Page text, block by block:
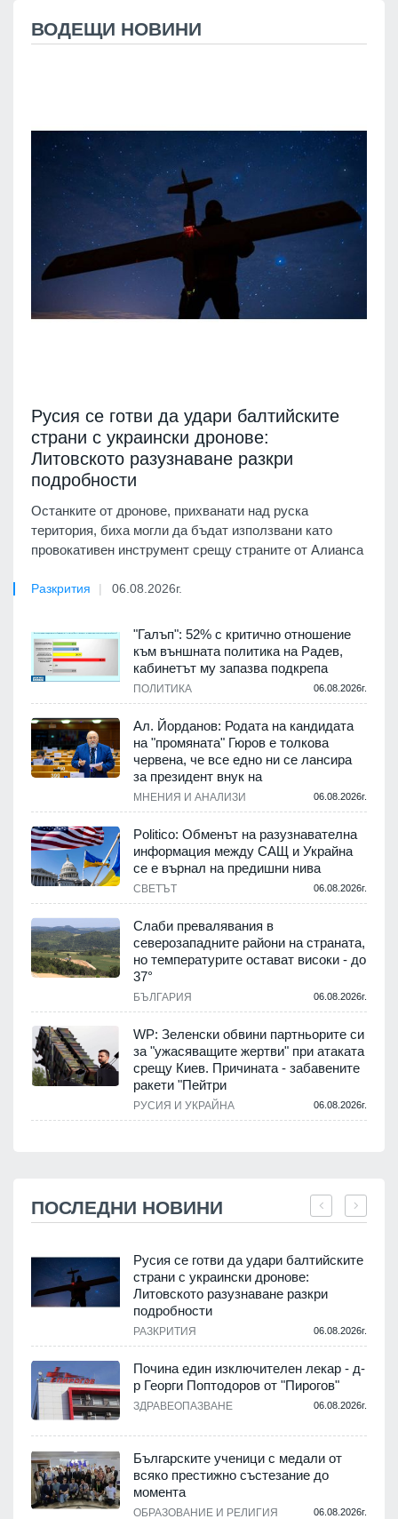
ВОДЕЩИ НОВИНИ
Русия се готви да удари балтийските
страни с украински дронове:
Литовското разузнаване разкри
подробности
Останките от дронове, прихванати над руска
територия, биха могли да бъдат използвани като
провокативен инструмент срещу страните от Алианса
Разкрития 06.08.2026г.
"Галъп": 52% с критично отношение
към външната политика на Радев,
кабинетът му запазва подкрепа
ПОЛИТИКА 06.08.2026г.
Ал. Йорданов: Родата на кандидата
на "промяната" Гюров е толкова
червена, че все едно ни се лансира
за президент внук на
МНЕНИЯ И АНАЛИЗИ 06.08.2026г.
Politico: Обменът на разузнавателна
информация между САЩ и Украйна
се е върнал на предишни нива
СВЕТЪТ 06.08.2026г.
Слаби превалявания в
северозападните райони на страната,
но температурите остават високи - до
37°
БЪЛГАРИЯ 06.08.2026г.
WP: Зеленски обвини партньорите си
за "ужасяващите жертви" при атаката
срещу Киев. Причината - забавените
ракети "Пейтри
РУСИЯ И УКРАЙНА 06.08.2026г.
ПОСЛЕДНИ НОВИНИ
Русия се готви да удари балтийските
страни с украински дронове:
Литовското разузнаване разкри
подробности
РАЗКРИТИЯ 06.08.2026г.
Почина един изключителен лекар - д-
р Георги Поптодоров от "Пирогов"
ЗДРАВЕОПАЗВАНЕ 06.08.2026г.
Българските ученици с медали от
всяко престижно състезание до
момента
ОБРАЗОВАНИЕ И РЕЛИГИЯ 06.08.2026г.